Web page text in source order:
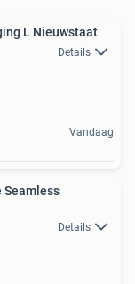
L Nieuwstaat
Details
Vandaag
Seamless
Details